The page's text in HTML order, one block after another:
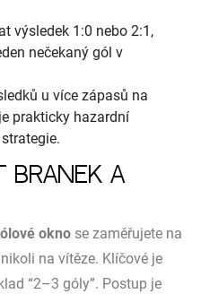
výsledek 1:0 nebo 2:1,
nečekaný gól v
u více zápasů na
prakticky hazardní
branek a
okno se zaměřujete na
na vítěze. Klíčové je
“2–3 góly”. Postup je